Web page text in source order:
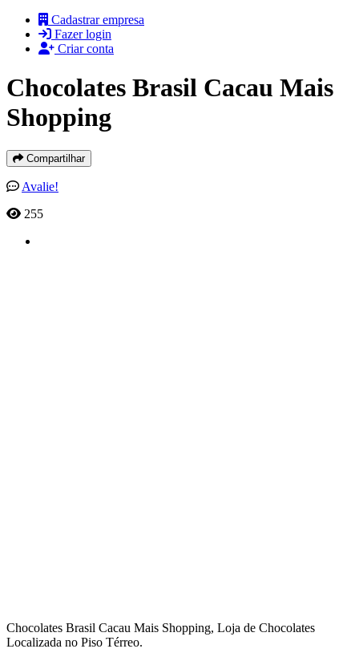
Cadastrar empresa
Fazer login
Criar conta
Chocolates Brasil Cacau Mais
Shopping
Compartilhar
Avalie!
255
Chocolates Brasil Cacau Mais Shopping, Loja de Chocolates
Localizada no Piso Térreo.